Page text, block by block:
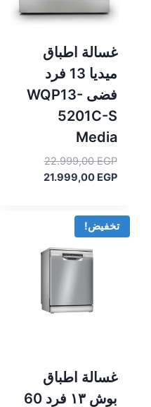
غسالة اطباق
ميديا 13 فرد
فضى WQP13-
5201C-S
Media
22.999,00EGP
السعر
الأصلي21.999,00 EGP
السعر
تخفيض!
غسالة اطباق
بوش ١٣ فرد 60